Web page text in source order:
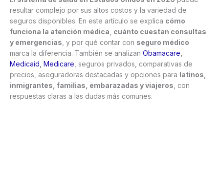
resultar complejo por sus altos costos y la variedad de
seguros disponibles. En este artículo se explica cómo
funciona la atención médica cuánto cuestan consultas
y emergencias , y por qué contar con seguro médico
marca la diferencia. También se analizan Obamacare
Medicaid Medicare , seguros privados, comparativas de
precios, aseguradoras destacadas y opciones para latinos,
inmigrantes, familias, embarazadas y viajeros , con
respuestas claras a las dudas más comunes.